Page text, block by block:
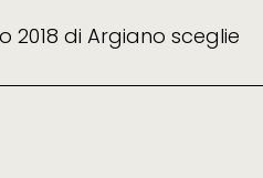
2018 di Argiano sceglie